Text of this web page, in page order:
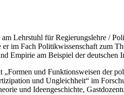
Lehrstuhl für Regierungslehre /
im Fach Politikwissenschaft zum
Empirie am Beispiel der deutschen
und Funktionsweisen der
und Ungleichheit“ im
und Ideengeschichte,